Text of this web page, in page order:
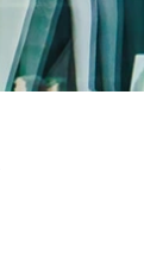
op
pagina